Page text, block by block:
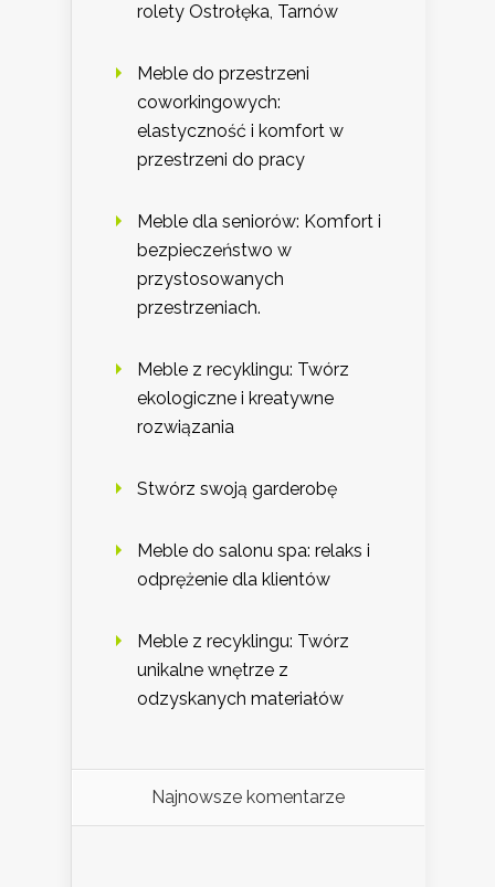
rolety Ostrołęka, Tarnów
Meble do przestrzeni
coworkingowych:
elastyczność i komfort w
przestrzeni do pracy
Meble dla seniorów: Komfort i
bezpieczeństwo w
przystosowanych
przestrzeniach.
Meble z recyklingu: Twórz
ekologiczne i kreatywne
rozwiązania
Stwórz swoją garderobę
Meble do salonu spa: relaks i
odprężenie dla klientów
Meble z recyklingu: Twórz
unikalne wnętrze z
odzyskanych materiałów
Najnowsze komentarze